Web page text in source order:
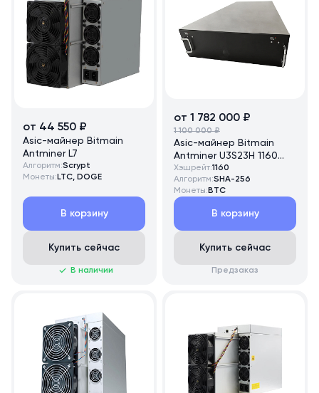
от 44 550 ₽
Asic-майнер Bitmain
Antminer L7
Алгоритм:Scrypt
Монеты: LTC, DOGE
В корзину
Купить сейчас
В наличии
от 1 782 000 ₽
1 100 000 ₽
Asic-майнер Bitmain
Antminer U3S23H 1160
TH/s
Хэшрейт:1160
Алгоритм:SHA-256
Монеты: BTC
В корзину
Купить сейчас
Предзаказ